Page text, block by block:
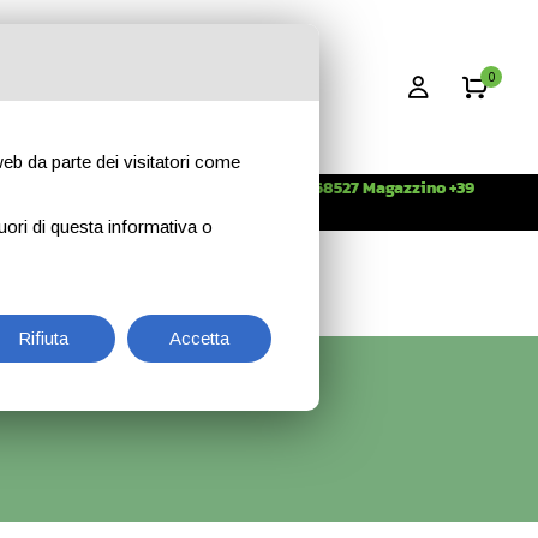
0
Info +39 3396268527 Magazzino +39
da parte dei visitatori come
di questa informativa o
Rifiuta Accetta